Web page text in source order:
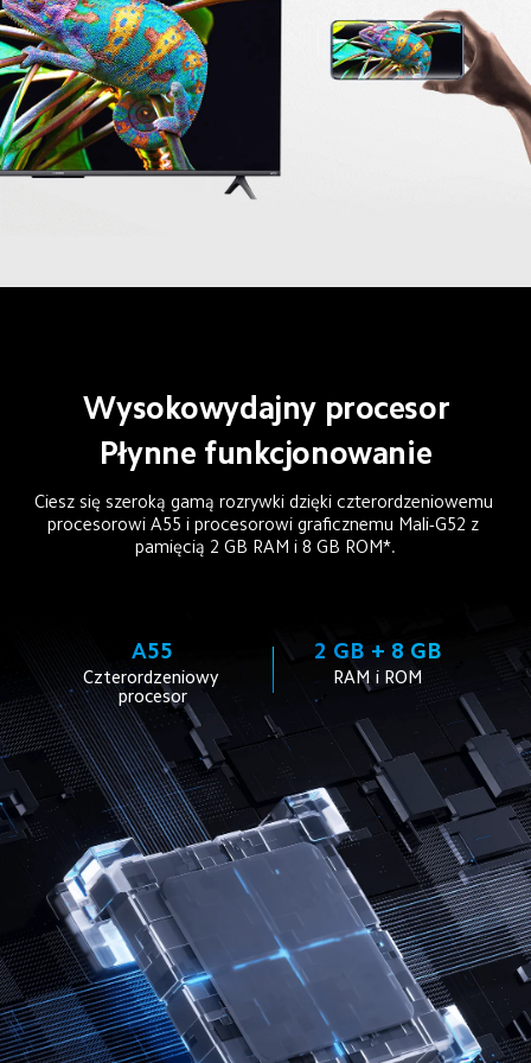
Wysokowydajny procesor
Płynne funkcjonowanie
Ciesz się szeroką gamą rozrywki dzięki czterordzeniowemu
procesorowi A55 i procesorowi graficznemu Mali-G52 z
pamięcią 2 GB RAM i 8 GB ROM*.
A55
Czterordzeniowy
procesor
2 GB + 8 GB
RAM i ROM